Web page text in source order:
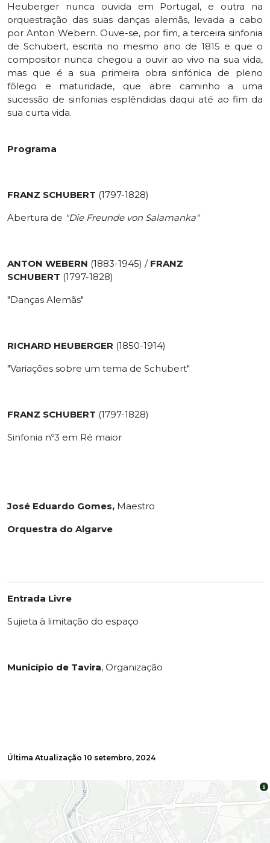
Heuberger nunca ouvida em Portugal, e outra na
orquestração das suas danças alemãs, levada a cabo
por Anton Webern. Ouve-se, por fim, a terceira sinfonia
de Schubert, escrita no mesmo ano de 1815 e que o
compositor nunca chegou a ouvir ao vivo na sua vida,
mas que é a sua primeira obra sinfónica de pleno
fôlego e maturidade, que abre caminho a uma
sucessão de sinfonias esplêndidas daqui até ao fim da
sua curta vida.
Programa
FRANZ SCHUBERT (1797-1828)
Abertura de "Die Freunde von Salamanka"
ANTON WEBERN (1883-1945) / FRANZ
SCHUBERT (1797-1828)
"Danças Alemãs"
RICHARD HEUBERGER (1850-1914)
"Variações sobre um tema de Schubert"
FRANZ SCHUBERT (1797-1828)
Sinfonia nº3 em Ré maior
José Eduardo Gomes, Maestro
Orquestra do Algarve
Entrada Livre
Sujieta à limitação do espaço
Município de Tavira, Organização
Última Atualização 10 setembro, 2024